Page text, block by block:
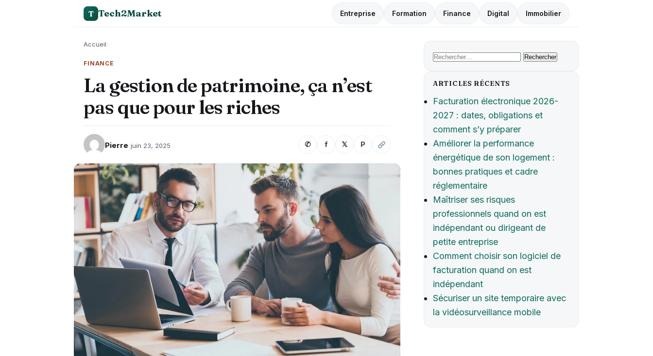
T Tech2Market Entreprise Formation Finance Digital Immobilier
Accueil›
FINANCE
La gestion de patrimoine, ça n’est
pas que pour les riches
Pierre juin 23, 2025 ✆ f 𝕏 P
Rechercher :
ARTICLES RÉCENTS
Facturation électronique 2026-
2027 : dates, obligations et
comment s’y préparer
Améliorer la performance
énergétique de son logement :
bonnes pratiques et cadre
réglementaire
Maîtriser ses risques
professionnels quand on est
indépendant ou dirigeant de
petite entreprise
Comment choisir son logiciel de
facturation quand on est
indépendant
Sécuriser un site temporaire avec
la vidéosurveillance mobile